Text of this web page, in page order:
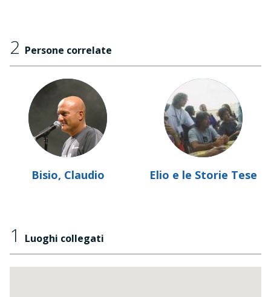
2 Persone correlate
Bisio, Claudio Elio e le Storie Tese
1 Luoghi collegati